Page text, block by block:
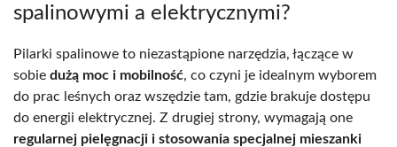
spalinowymi a elektrycznymi?
Pilarki spalinowe to niezastąpione narzędzia, łączące w
sobie dużą moc i mobilność, co czyni je idealnym wyborem
do prac leśnych oraz wszędzie tam, gdzie brakuje dostępu
do energii elektrycznej. Z drugiej strony, wymagają one
regularnej pielęgnacji i stosowania specjalnej mieszanki